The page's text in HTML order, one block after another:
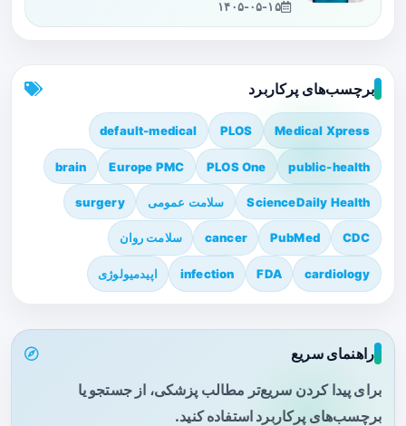
۱۴۰۵-۰۵-۱۵
برچسب‌های پرکاربرد
Medical Xpress
PLOS
default-medical
public-health
PLOS One
Europe PMC
brain
ScienceDaily Health سلامت عمومی surgery
CDC
PubMed
cancer سلامت روان
cardiology
FDA
infection اپیدمیولوژی
راهنمای سریع
برای پیدا کردن سریع‌تر مطالب پزشکی، از جستجو یا
برچسب‌های پرکاربرد استفاده کنید.